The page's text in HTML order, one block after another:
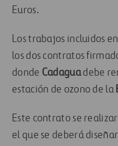
Euros.
Los trabajos incluidos
los dos contratos
donde Cadaguadebe
estación de ozono de la
Este contrato se
el que se deberá